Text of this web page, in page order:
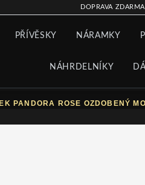
DOPRAVA
PŘÍVĚSKY NÁRAMKY
NÁHRDELNÍKY
PANDORA ROSE OZDOBENÝ